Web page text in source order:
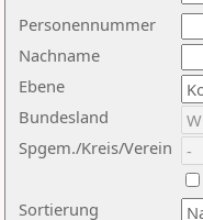
Nachname
Ebene
Sortierung
Personennummer
Bundesland
Spgem./Kreis/Verein